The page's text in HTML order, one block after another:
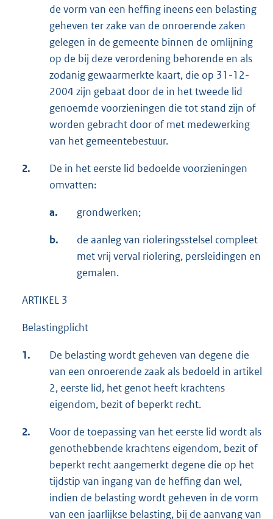
de vorm van een heffing ineens een belasting
geheven ter zake van de onroerende zaken
gelegen in de gemeente binnen de omlijning
op de bij deze verordening behorende en als
zodanig gewaarmerkte kaart, die op 31-12-
2004 zijn gebaat door de in het tweede lid
genoemde voorzieningen die tot stand zijn of
worden gebracht door of met medewerking
van het gemeentebestuur.
2.
De in het eerste lid bedoelde voorzieningen
omvatten:
a. grondwerken;
b.
de aanleg van rioleringsstelsel compleet
met vrij verval riolering, persleidingen en
gemalen.
ARTIKEL 3
Belastingplicht
1.
De belasting wordt geheven van degene die
van een onroerende zaak als bedoeld in artikel
2, eerste lid, het genot heeft krachtens
eigendom, bezit of beperkt recht.
2.
Voor de toepassing van het eerste lid wordt als
genothebbende krachtens eigendom, bezit of
beperkt recht aangemerkt degene die op het
tijdstip van ingang van de heffing dan wel,
indien de belasting wordt geheven in de vorm
van een jaarlijkse belasting, bij de aanvang van